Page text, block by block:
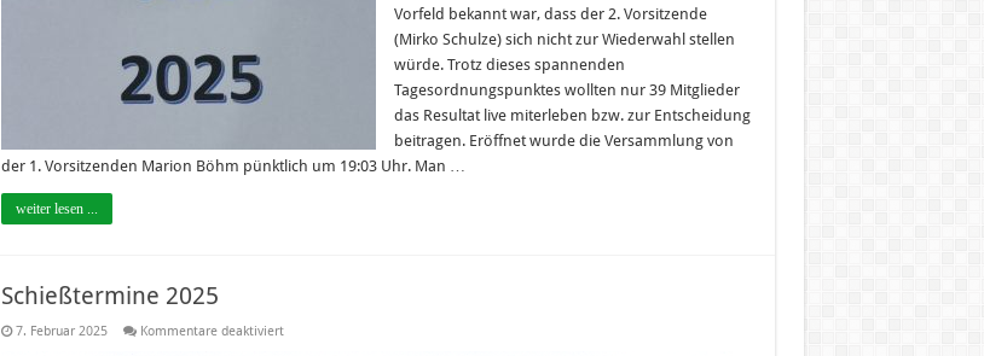
Vorfeld bekannt war, dass der 2. Vorsitzende
(Mirko Schulze) sich nicht zur Wiederwahl stellen
würde. Trotz dieses spannenden
Tagesordnungspunktes wollten nur 39 Mitglieder
das Resultat live miterleben bzw. zur Entscheidung
beitragen. Eröffnet wurde die Versammlung von
der 1. Vorsitzenden Marion Böhm pünktlich um 19:03 Uhr. Man …
weiter lesen ...
Schießtermine 2025
7. Februar 2025 Kommentare deaktiviertfür